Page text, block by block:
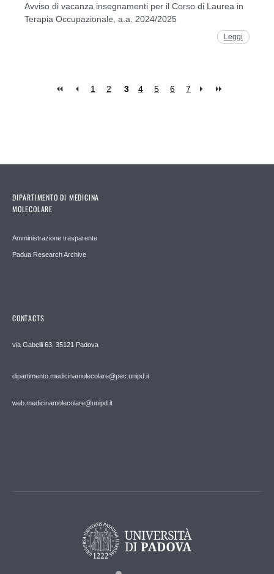
Avviso di vacanza insegnamenti per il Corso di Laurea in
Terapia Occupazionale, a.a. 2024/2025
Leggi
1 2 3 4 5 6 7
DIPARTIMENTO DI MEDICINA
MOLECOLARE
Amministrazione trasparente
Padua Research Archive
CONTACTS
via Gabelli 63, 35121 Padova
dipartimento.medicinamolecolare@pec.unipd.it
web.medicinamolecolare@unipd.it